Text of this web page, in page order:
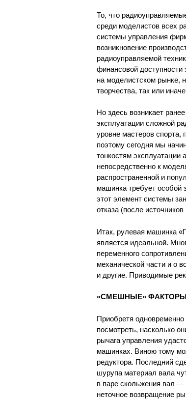
То, что
среди моделистов всех
системы управления
возникновение
радиоуправляемой
финансовой доступности
на моделистском рынке,
творчества, так или
Но здесь возникает
эксплуатации сложной
уровне мастеров спорта,
поэтому сегодня мы
тонкостям эксплуатации
непосредственно к
распространенной и
машинка требует особой
этот элемент системы
отказа (после
Итак, рулевая машинка
является идеальной.
переменного
механической части и о
и другие. Приводимые
«СМЕШНЫЕ» ФАКТОРЫ
Приобретя
посмотреть, насколько
рычага управления
машинках. Виною тому
редуктора. Последний
шурупа материал вала
в паре скольжения вал —
неточное возвращение